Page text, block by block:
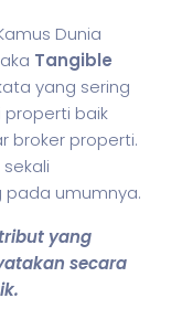
Dunia
Tangible
yang sering
properti baik
broker properti.
pada umumnya.
yang
secara